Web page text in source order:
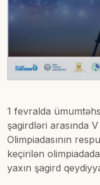
1 fevralda
şagirdləri arasında
Olimpiadasının
keçirilən
yaxın şagird